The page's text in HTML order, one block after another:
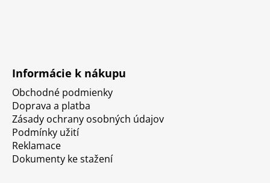
Informácie k nákupu
Obchodné podmienky
Doprava a platba
Zásady ochrany osobných údajov
Podmínky užití
Reklamace
Dokumenty ke stažení